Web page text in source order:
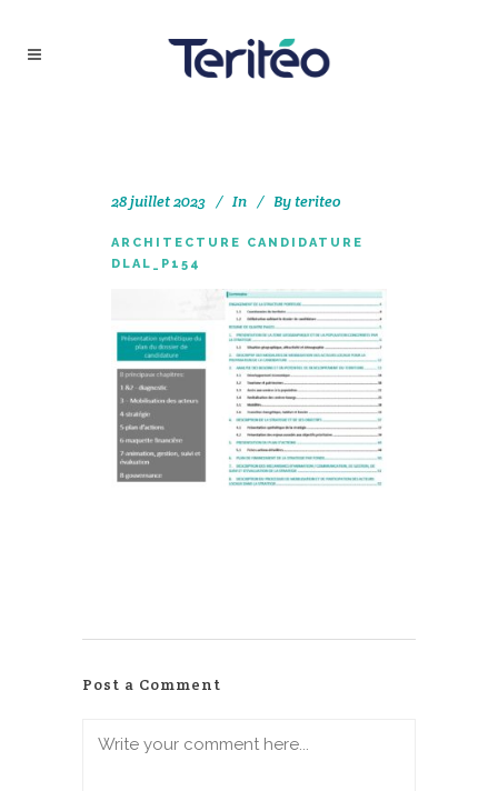
28 juillet 2023 In Byteriteo
ARCHITECTURE CANDIDATURE
DLAL_P154
Post a Comment